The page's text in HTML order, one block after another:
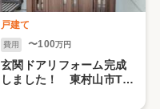
戸建て
費用 〜100万円
玄関ドアリフォーム完成
しました！ 東村山市T様